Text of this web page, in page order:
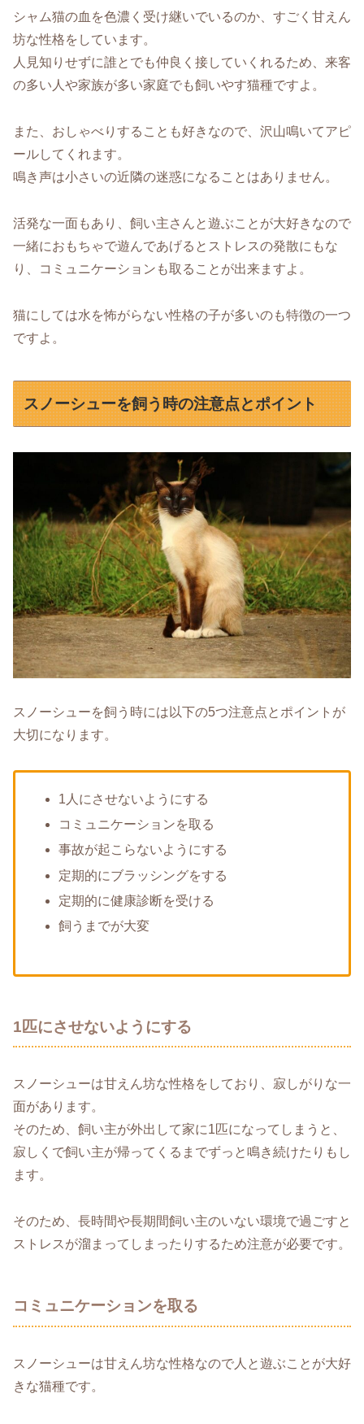
シャム猫の血を色濃く受け継いでいるのか、すごく甘えん
坊な性格をしています。
人見知りせずに誰とでも仲良く接していくれるため、来客
の多い人や家族が多い家庭でも飼いやす猫種ですよ。
また、おしゃべりすることも好きなので、沢山鳴いてアピ
ールしてくれます。
鳴き声は小さいの近隣の迷惑になることはありません。
活発な一面もあり、飼い主さんと遊ぶことが大好きなので
一緒におもちゃで遊んであげるとストレスの発散にもな
り、コミュニケーションも取ることが出来ますよ。
猫にしては水を怖がらない性格の子が多いのも特徴の一つ
ですよ。
スノーシューを飼う時の注意点とポイント
スノーシューを飼う時には以下の5つ注意点とポイントが
大切になります。
1人にさせないようにする
コミュニケーションを取る
事故が起こらないようにする
定期的にブラッシングをする
定期的に健康診断を受ける
飼うまでが大変
1匹にさせないようにする
スノーシューは甘えん坊な性格をしており、寂しがりな一
面があります。
そのため、飼い主が外出して家に1匹になってしまうと、
寂しくで飼い主が帰ってくるまでずっと鳴き続けたりもし
ます。
そのため、長時間や長期間飼い主のいない環境で過ごすと
ストレスが溜まってしまったりするため注意が必要です。
コミュニケーションを取る
スノーシューは甘えん坊な性格なので人と遊ぶことが大好
きな猫種です。